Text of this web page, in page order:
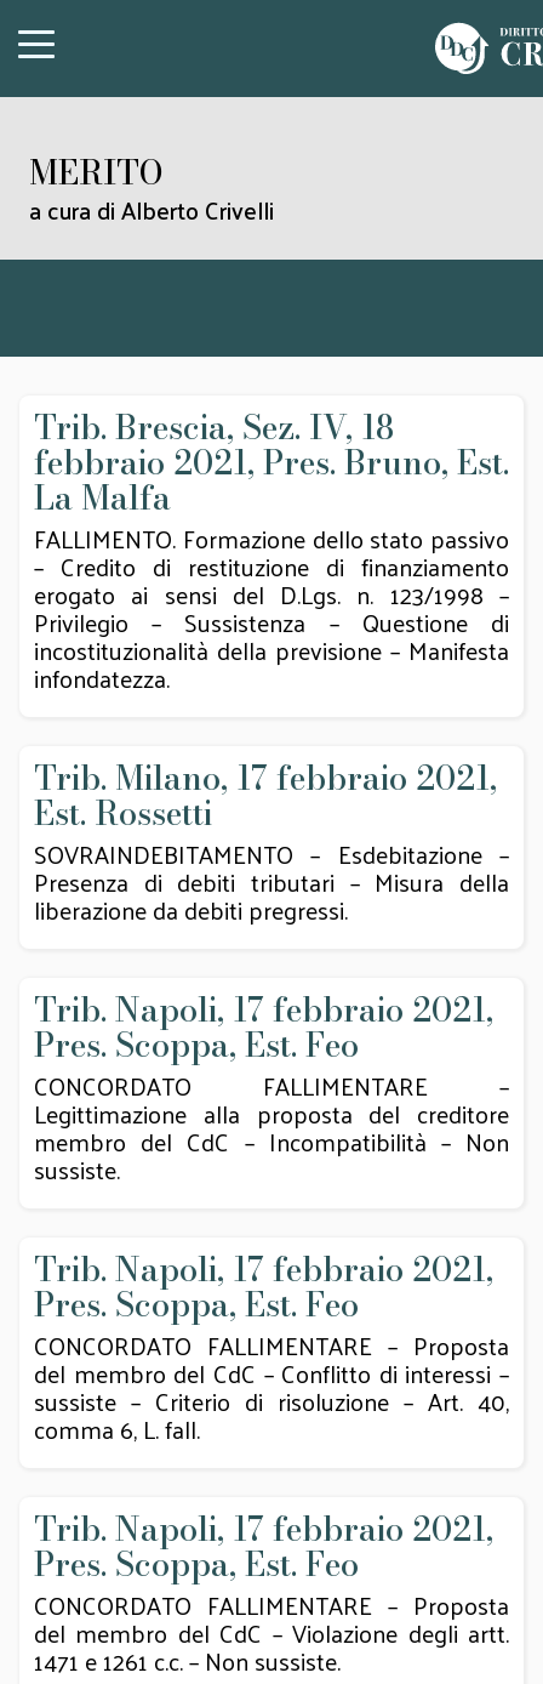
MERITO
a cura di Alberto Crivelli
Trib. Brescia, Sez. IV, 18
febbraio 2021, Pres. Bruno, Est.
La Malfa
FALLIMENTO. Formazione dello stato passivo
– Credito di restituzione di finanziamento
erogato ai sensi del D.Lgs. n. 123/1998 –
Privilegio – Sussistenza – Questione di
incostituzionalità della previsione – Manifesta
infondatezza.
Trib. Milano, 17 febbraio 2021,
Est. Rossetti
SOVRAINDEBITAMENTO – Esdebitazione –
Presenza di debiti tributari – Misura della
liberazione da debiti pregressi.
Trib. Napoli, 17 febbraio 2021,
Pres. Scoppa, Est. Feo
CONCORDATO FALLIMENTARE –
Legittimazione alla proposta del creditore
membro del CdC – Incompatibilità – Non
sussiste.
Trib. Napoli, 17 febbraio 2021,
Pres. Scoppa, Est. Feo
CONCORDATO FALLIMENTARE – Proposta
del membro del CdC – Conflitto di interessi –
sussiste – Criterio di risoluzione – Art. 40,
comma 6, L. fall.
Trib. Napoli, 17 febbraio 2021,
Pres. Scoppa, Est. Feo
CONCORDATO FALLIMENTARE – Proposta
del membro del CdC – Violazione degli artt.
1471 e 1261 c.c. – Non sussiste.